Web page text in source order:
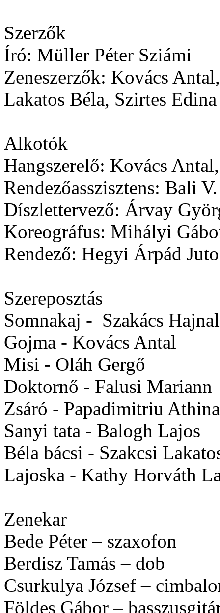
Szerzők
Író: Müller Péter Sziámi
Zeneszerzők: Kovács
Lakatos Béla, Szirtes
Alkotók
Hangszerelő: Kovács
Rendezőasszisztens: Bali
Díszlettervező: Árvay
Koreográfus: Mihályi
Rendező: Hegyi Árpád
Szereposztás
Somnakaj - Szakács
Gojma - Kovács Antal
Misi - Oláh Gergő
Doktornő - Falusi Mariann
Zsáró - Papadimitriu Athina
Sanyi tata - Balogh Lajos
Béla bácsi - Szakcsi
Lajoska - Kathy Horváth
Zenekar
Bede Péter – szaxofon
Berdisz Tamás – dob
Csurkulya József –
Földes Gábor –